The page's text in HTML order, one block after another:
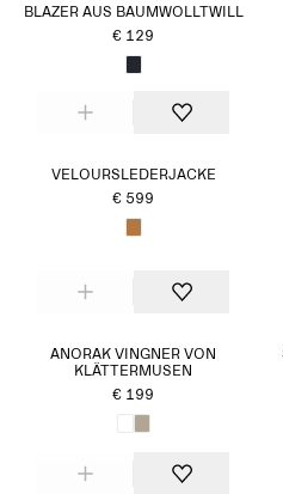
BLAZER AUS BAUMWOLLTWILL
€ 129
VELOURSLEDERJACKE
€ 599
ANORAK VINGNER VON
KLÄTTERMUSEN
€ 199